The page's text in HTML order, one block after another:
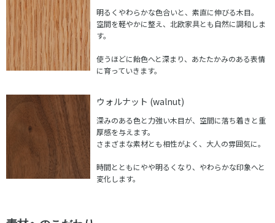
明るくやわらかな色合いと、素直に伸びる木目。
空間を軽やかに整え、北欧家具とも自然に調和しま
す。
使うほどに飴色へと深まり、あたたかみのある表情
に育っていきます。
ウォルナット (walnut)
深みのある色と力強い木目が、空間に落ち着きと重
厚感を与えます。
さまざまな素材とも相性がよく、大人の雰囲気に。
時間とともにやや明るくなり、やわらかな印象へと
変化します。